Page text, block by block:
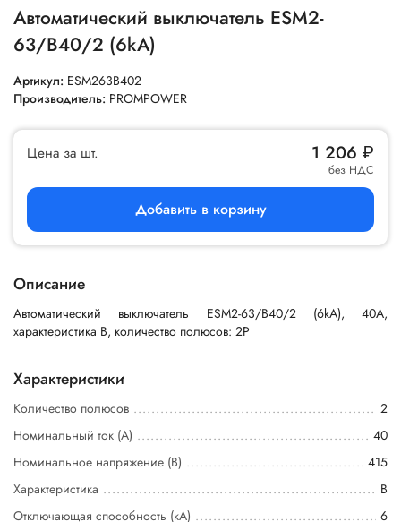
Автоматический выключатель ESM2-
63/B40/2 (6kA)
Артикул: ESM263B402
Производитель: PROMPOWER
Цена за шт. 1 206 ₽
без НДС
Добавить в корзину
Описание
Автоматический выключатель ESM2-63/B40/2 (6kA), 40A,
характеристика B, количество полюсов: 2P
Характеристики
Количество полюсов
2
Номинальный ток (А)
40
Номинальное напряжение (В)
415
Характеристика
B
Отключающая способность (кА)
6